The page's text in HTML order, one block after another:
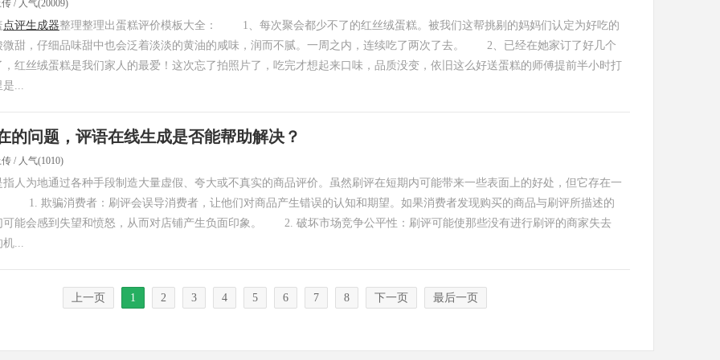
/ 人气(20009)
点评生成器整理整理出蛋糕评价模板大全： 1、每次聚会都少不了的红丝绒蛋糕。被我们这帮挑剔的妈妈们认定为好吃的
微甜，仔细品味甜中也会泛着淡淡的黄油的咸味，润而不腻。一周之内，连续吃了两次了去。 2、已经在她家订了好几个
，红丝绒蛋糕是我们家人的最爱！这次忘了拍照片了，吃完才想起来口味，品质没变，依旧这么好送蛋糕的师傅提前半小时打
是...
的问题，评语在线生成是否能帮助解决？
/ 人气(1010)
为地通过各种手段制造大量虚假、夸大或不真实的商品评价。虽然刷评在短期内可能带来一些表面上的好处，但它存在一
1. 欺骗消费者：刷评会误导消费者，让他们对商品产生错误的认知和期望。如果消费者发现购买的商品与刷评所描述的
可能会感到失望和愤怒，从而对店铺产生负面印象。 2. 破坏市场竞争公平性：刷评可能使那些没有进行刷评的商家失去
机...
上一页 1 2 3 4 5 6 7 8 下一页 最后一页